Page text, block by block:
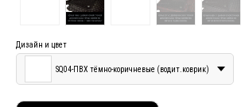
Дизайн и цвет
SQ04-ПВХ тёмно-коричневые (водит.коврик)